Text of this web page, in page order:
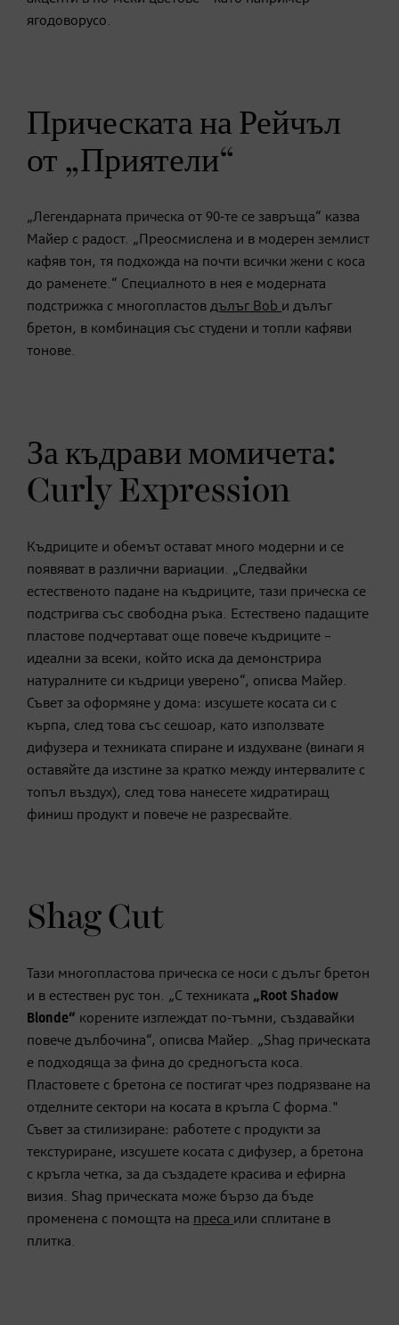
ягодоворусо.
Прическата на Рейчъл
от „Приятели“
„Легендарната прическа от 90-те се завръща“ казва
Майер с радост. „Преосмислена и в модерен землист
кафяв тон, тя подхожда на почти всички жени с коса
до раменете.“ Специалното в нея е модерната
подстрижка с многопластов дълъг Bоb и дълъг
бретон, в комбинация със студени и топли кафяви
тонове.
За къдрави момичета:
Curly Expression
Къдриците и обемът остават много модерни и се
появяват в различни вариации. „Следвайки
естественото падане на къдриците, тази прическа се
подстригва със свободна ръка. Естествено падащите
пластове подчертават още повече къдриците –
идеални за всеки, който иска да демонстрира
натуралните си къдрици уверено“, описва Майер.
Съвет за оформяне у дома: изсушете косата си с
кърпа, след това със сешоар, като използвате
дифузера и техниката спиране и издухване (винаги я
оставяйте да изстине за кратко между интервалите с
топъл въздух), след това нанесете хидратиращ
финиш продукт и повече не разресвайте.
Shag Cut
Тази многопластова прическа се носи с дълъг бретон
и в естествен рус тон. „С техниката „ Root Shadow
Blonde“ корените изглеждат по-тъмни, създавайки
повече дълбочина“, описва Майер. „Shag прическата
е подходяща за фина до средногъста коса.
Пластовете с бретона се постигат чрез подрязване на
отделните сектори на косата в кръгла С форма."
Съвет за стилизиране: работете с продукти за
текстуриране, изсушете косата с дифузер, а бретона
с кръгла четка, за да създадете красива и ефирна
визия. Shag прическата може бързо да бъде
променена с помощта на преса или сплитане в
плитка.